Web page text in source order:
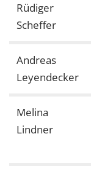
Rüdiger
Scheffer
Andreas
Leyendecker
Melina
Lindner